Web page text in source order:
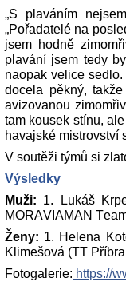
„S plaváním
„Pořadatelé na
jsem hodně
plavání jsem tedy
naopak velice
docela pěkný,
avizovanou
tam kousek stínu,
havajské mistrovství
V soutěži týmů si
Výsledky
Muži: 1. Lukáš
MORAVIAMAN
Ženy: 1. Helena
Klimešová (TT
Fotogalerie: https://